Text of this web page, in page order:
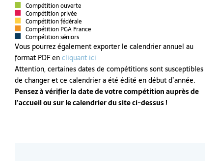
Compétition ouverte
Compétition privée
Compétition fédérale
Compétition PGA France
Compétition séniors
Vous pourrez également exporter le calendrier annuel au
format PDF encliquant ici
Attention, certaines dates de compétitions sont susceptibles
de changer et ce calendrier a été édité en début d’année.
Pensez à vérifier la date de votre compétition auprès de
l’accueil ou sur le calendrier du site ci-dessus !